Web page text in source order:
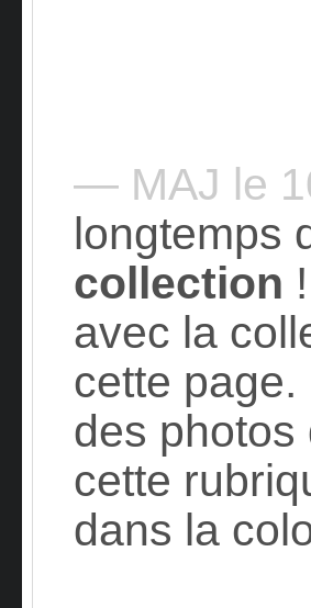
— MAJ le
longtemps
collection
avec la
cette page.
des photos
cette
dans la